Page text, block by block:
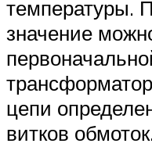
температуры.
значение
цепи
витков